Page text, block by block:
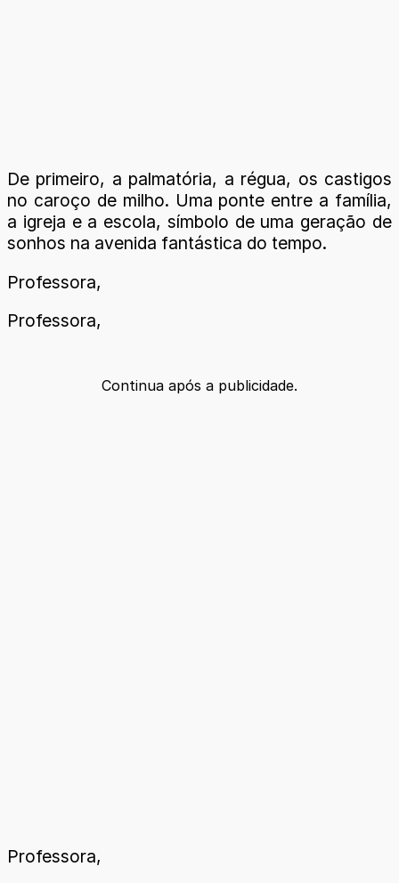
De primeiro, a palmatória, a régua, os castigos
no caroço de milho. Uma ponte entre a família,
a igreja e a escola, símbolo de uma geração de
sonhos na avenida fantástica do tempo.
Professora,
Professora,
Continua após a publicidade.
Professora,